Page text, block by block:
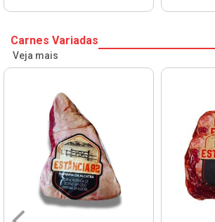
Carnes Variadas
Veja mais